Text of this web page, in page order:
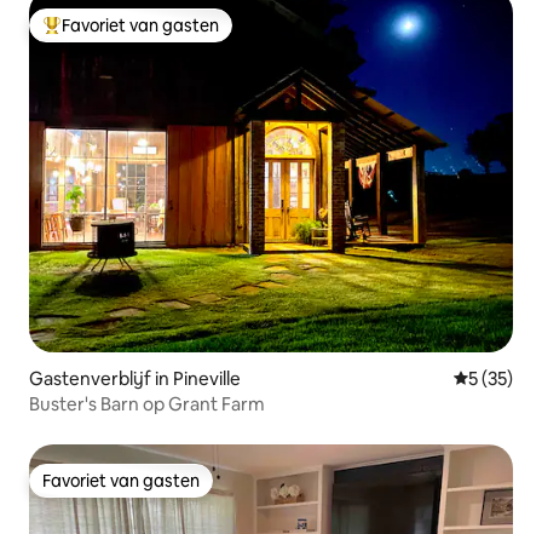
Topfavoriet van gasten
Favoriet van gasten
Gastenverblijf in Pineville
5 (35)
Buster's Barn op Grant Farm
Favoriet van gasten
Favoriet van gasten